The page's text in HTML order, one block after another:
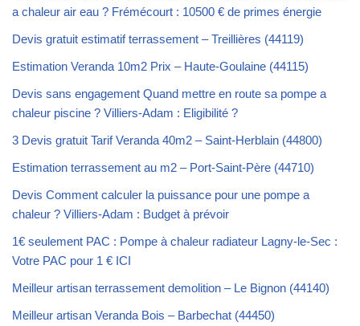
a chaleur air eau ? Frémécourt : 10500 € de primes énergie
Devis gratuit estimatif terrassement – Treillières (44119)
Estimation Veranda 10m2 Prix – Haute-Goulaine (44115)
Devis sans engagement Quand mettre en route sa pompe a
chaleur piscine ? Villiers-Adam : Eligibilité ?
3 Devis gratuit Tarif Veranda 40m2 – Saint-Herblain (44800)
Estimation terrassement au m2 – Port-Saint-Père (44710)
Devis Comment calculer la puissance pour une pompe a
chaleur ? Villiers-Adam : Budget à prévoir
1€ seulement PAC : Pompe à chaleur radiateur Lagny-le-Sec :
Votre PAC pour 1 € ICI
Meilleur artisan terrassement demolition – Le Bignon (44140)
Meilleur artisan Veranda Bois – Barbechat (44450)